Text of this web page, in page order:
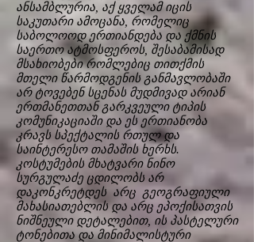
ანსამბლურია, აქ ყველამ იცის
საკუთარი ამოცანა, რომელიც
საბოლოოდ ერთიანდება და ქმნის
საერთო ატმოსფეროს, შესაბამისად
მსახიობები რომლებიც თითქმის
მთელი წარმოდგენის განმავლობაში
არ ტოვებენ სცენას მუდმივად არიან
ერთმანეთთან გარკვეული ტიპის
კომუნიკაციაში და ეს ერთიანობა
კრავს სპექტალის რთულ და
საინტერესო თამაშის ხერხს.
კოსტუმების მხატვარი ნინო
სურგულაძე ცდილობს არ
დაკონკრეტდეს არც გეოგრაფიული
მახასიათებლის და არც ეპოქისათვის
ნიშნეული დეტალებით, ის პასტელური
ტონებითა და მინიმალისტური